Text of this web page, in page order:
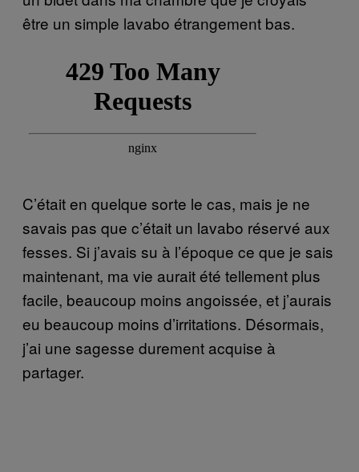
être un simple lavabo étrangement bas.
C’était en quelque sorte le cas, mais je ne
savais pas que c’était un lavabo réservé aux
fesses. Si j’avais su à l’époque ce que je sais
maintenant, ma vie aurait été tellement plus
facile, beaucoup moins angoissée, et j’aurais
eu beaucoup moins d’irritations. Désormais,
j’ai une sagesse durement acquise à
partager.